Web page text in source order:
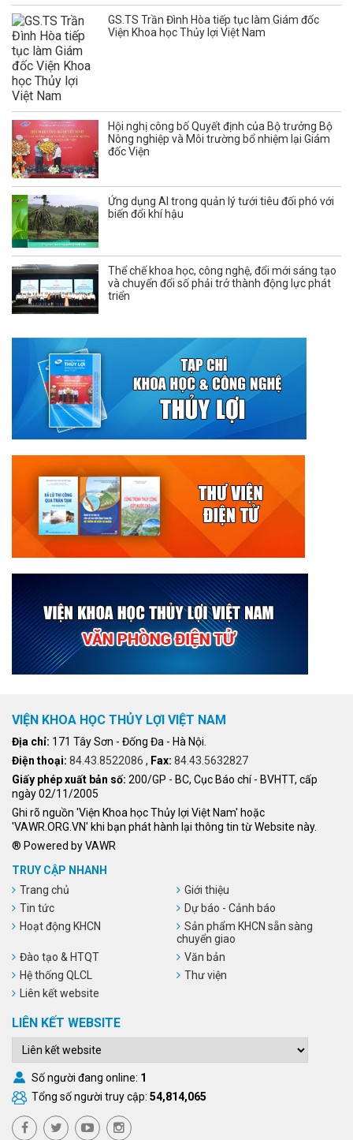
GS.TS Trần Đình Hòa tiếp tục làm Giám đốc
Viện Khoa học Thủy lợi Việt Nam
Hội nghị công bố Quyết định của Bộ trưởng Bộ
Nông nghiệp và Môi trường bổ nhiệm lại Giám
đốc Viện
Ứng dụng AI trong quản lý tưới tiêu đối phó với
biến đổi khí hậu
Thể chế khoa học, công nghệ, đổi mới sáng tạo
và chuyển đổi số phải trở thành động lực phát
triển
VIỆN KHOA HỌC THỦY LỢI VIỆT NAM
Địa chỉ: 171 Tây Sơn - Đống Đa - Hà Nội.
Điện thoại: 84.43.8522086 , Fax: 84.43.5632827
Giấy phép xuất bản số: 200/GP - BC, Cục Báo chí - BVHTT, cấp
ngày 02/11/2005
Ghi rõ nguồn 'Viện Khoa học Thủy lợi Việt Nam' hoặc
'VAWR.ORG.VN' khi bạn phát hành lại thông tin từ Website này.
® Powered by VAWR
TRUY CẬP NHANH
Trang chủ
Giới thiệu
Tin tức
Dự báo - Cảnh báo
Hoạt động KHCN
Sản phẩm KHCN sẵn sàng
chuyển giao
Đào tạo & HTQT
Văn bản
Hệ thống QLCL
Thư viện
Liên kết website
LIÊN KẾT WEBSITE
Số người đang online: 1
Tổng số người truy cập: 54,814,065